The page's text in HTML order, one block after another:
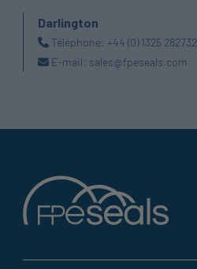
Darlington
Téléphone: +44 (0) 1325 282732
E-mail: sales@fpeseals.com